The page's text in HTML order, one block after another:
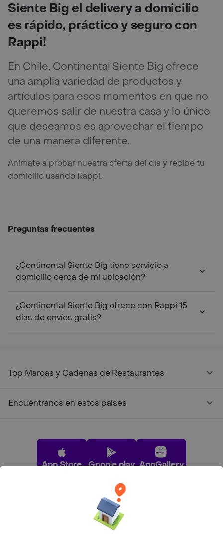
Siente Big el delivery a domicilio
es rápido, práctico y seguro con
Rappi!
En Chile, Continental Siente Big ofrece
una amplia variedad de productos y
artículos para esos momentos en que no
queremos salir de nuestra casa y lo único
que deseamos es aprovechar el tiempo
de una manera diferente.
Anímate a probar nuestra oferta del día y recibe tu
domicilio usando Rappi.
Preguntas frecuentes
¿Continental Siente Big tiene servicio a
domicilio cerca de mi ubicación?
¿Continental Siente Big ofrece con Rappi 15
días de envíos gratis?
Top Marcas y Cadenas de Restaurantes
Encuéntranos en estos países
App Store Google play AppGallery
Pide tu comida favorita cerca de ti